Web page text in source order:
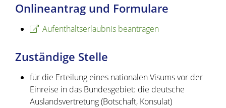
Onlineantrag und Formulare
Aufenthaltserlaubnis beantragen
Zuständige Stelle
für die Erteilung eines nationalen Visums vor der
Einreise in das Bundesgebiet: die deutsche
Auslandsvertretung (Botschaft, Konsulat)